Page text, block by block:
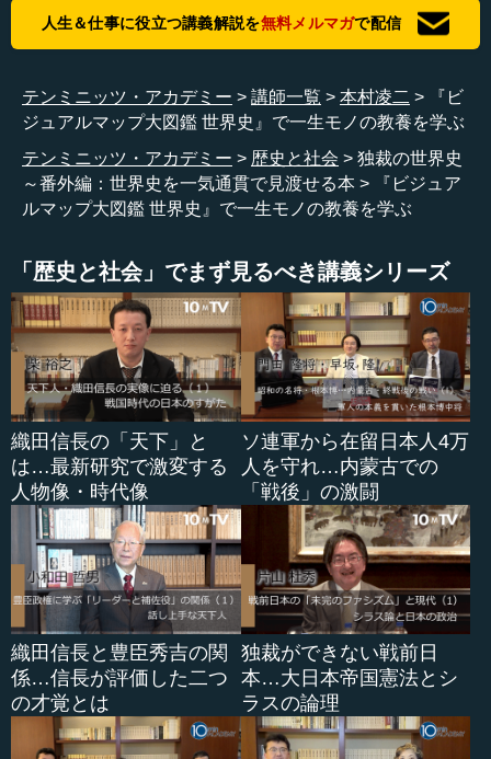
マップ大図鑑 世界史』
トルのもと、古代ギリシアから現代まで（配信は後日）を
一気通貫する形でお話しいただいてまいりました。最近、
出たということをお聞きしましたが、これがその本でござ
いますか。
いう本で、私が日本語版の監修を務めました。スミソニア
ン協会という権威ある、知的な仕事をしている機関が原著
を監修しています。
全体に非常に充実した記述で、例えばここからが先史時
代の章ですが、アルタミラの壁画のような図版をまじえて
「人類の誕生」を探っていきます。それから、ペルシア帝
国についての記述があったり、漢帝国やローマの樹立、
「ローマ帝国の絶頂期」という項目があったりします。印
刷術が発明された時代についても、このように図版と地図
で経緯が確かめられます。
ここは、オスマン帝国の統治についてです。先ほどロー
マ帝国の記述もお見せしましたが、両国の絶頂期を比べて
見られるようになっています。ローマ帝国とオスマン帝国
を比べてみると、地中海を挟みながら、西ヨーロッパの部
分だけがオスマン帝国にはないことが明らかです。このよ
うに、興味に沿って2箇所を開けば、どこでどのように人類
の営みが行われたかがすぐに比較できます。2ページ見開き
によって、全ての人類史や世界史の項目を見ることができ
人生＆仕事に役立つ講義解説を無料メルマガで配信
テンミニッツ・アカデミー 講師一覧 本村凌二
『ビ
ジュアルマップ大図鑑 世界史』で一生モノの教養を学ぶ
テンミニッツ・アカデミー
歴史と社会
独裁の世界史
～番外編：世界史を一気通貫で見渡せる本
『ビジュア
ルマップ大図鑑 世界史』で一生モノの教養を学ぶ
「歴史と社会」でまず見るべき講義シリーズ
織田信長の「天下」と
は…最新研究で激変する
人物像・時代像
ソ連軍から在留日本人4万
人を守れ…内蒙古での
「戦後」の激闘
織田信長と豊臣秀吉の関
係…信長が評価した二つ
の才覚とは
独裁ができない戦前日
本…大日本帝国憲法とシ
ラスの論理